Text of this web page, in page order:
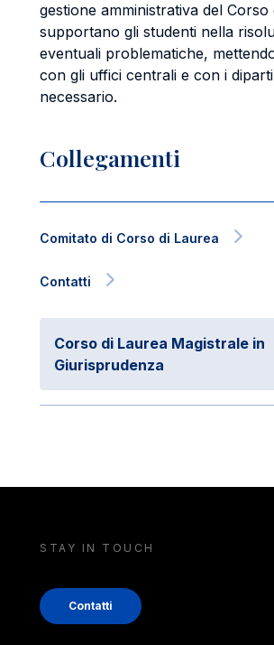
gestione amministrativa del Corso
supportano gli studenti nella
eventuali problematiche,
con gli uffici centrali e con i
necessario.
Collegamenti
Comitato di Corso di Laurea
Contatti
Corso di Laurea Magistrale in
Giurisprudenza
STAY IN TOUCH
Contatti